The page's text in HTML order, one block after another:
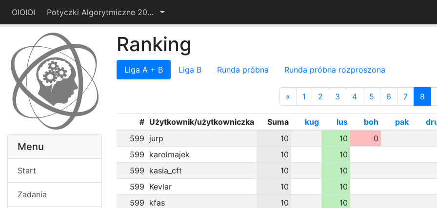
OIOIOI Potyczki Algorytmiczne 2014
Menu
Start
Zadania
Ranking
Liga A + B Liga B Runda próbna Runda próbna rozproszona
« 1 2 3 4 5 6 7 8
# Użytkownik/użytkowniczka Suma kug lus boh pak
599 jurp 10 10
0
599 karolmajek 10
10
599 kasia_cft 10
10
599 Kevlar 10
10
599 kfas 10
10